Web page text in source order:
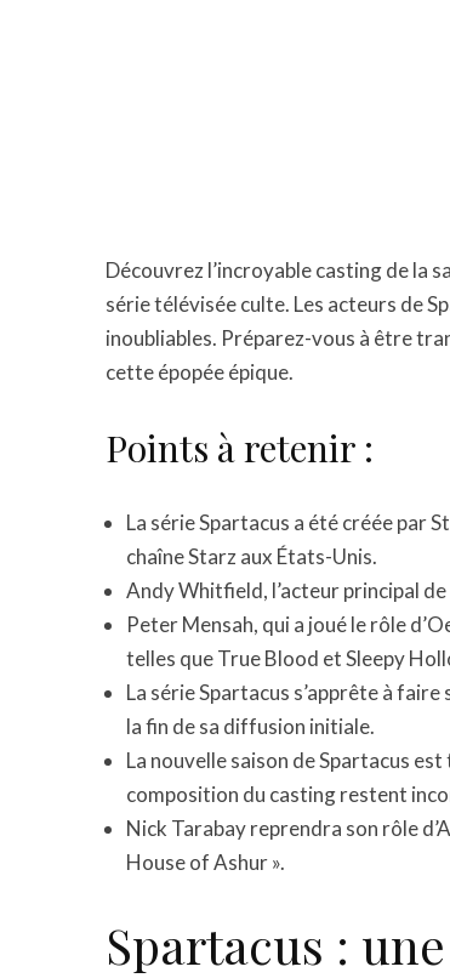
Découvrez l’incroyable casting de la
série télévisée culte. Les acteurs de
inoubliables. Préparez-vous à être
cette épopée épique.
Points à retenir :
La série Spartacus a été créée par
chaîne Starz aux États-Unis.
Andy Whitfield, l’acteur principal de
Peter Mensah, qui a joué le rôle
telles que True Blood et Sleepy
La série Spartacus s’apprête à
la fin de sa diffusion initiale.
La nouvelle saison de Spartacus
composition du casting restent
Nick Tarabay reprendra son rôle
House of Ashur ».
Spartacus :